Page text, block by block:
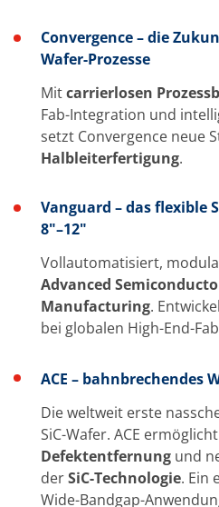
Expert BlogConvergence – die
Wafer-Prozesse
Mitcarrierlosen
Fab-Integration und
setzt Convergence neue
Halbleiterfertigung.
Vanguard – das flexible
8"–12"
Vollautomatisiert,
Advanced
Manufacturing.
bei globalen High-End-
ACE – bahnbrechendes
Die weltweit erste
SiC-Wafer. ACE ermöglicht
Defektentfernung und
derSiC-Technologie. Ein
Wide-Bandgap-